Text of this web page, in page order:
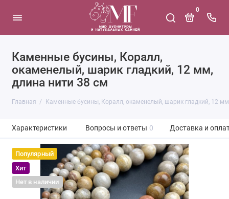
0
Каменные бусины, Коралл,
окаменелый, шарик гладкий, 12 мм,
длина нити 38 см
Главная Каменные бусины, Коралл, окаменелый, шарик гладкий, 12
Характеристики Вопросы и ответы 0 Доставка и
Популярный
Хит
Нет в наличии